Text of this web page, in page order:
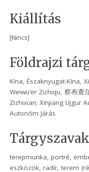
Kiállítás
[Nincs]
Földrajzi
Kína, Északnyugat-Kína,
Weiwu’er Zizhiqu, 察布查
Zizhixian; Xinjiang Ujgur
Autonóm Járás
Tárgyszavak
terepmunka, portré,
eszközök, radír, terem